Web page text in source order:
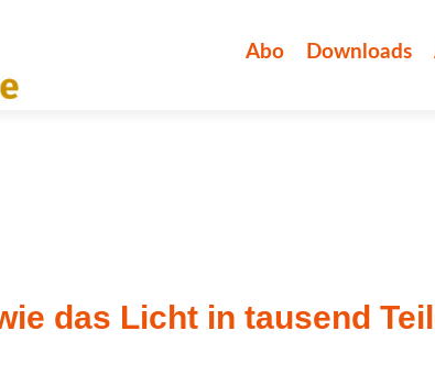
Abo Downloads
das Licht in tausend